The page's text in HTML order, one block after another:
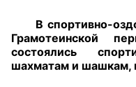
В спортивно-
Грамотеинской
состоялись
шахматам и шашкам,